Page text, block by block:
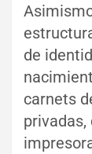
de
carnets